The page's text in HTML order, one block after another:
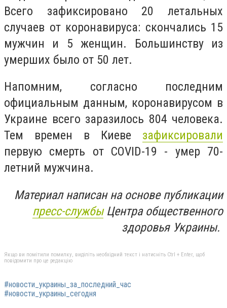
Всего зафиксировано 20 летальных
случаев от коронавируса: скончались 15
мужчин и 5 женщин. Большинству из
умерших было от 50 лет.
Напомним, согласно последним
официальным данным, коронавирусом в
Украине всего заразилось 804 человека.
Тем времен в Киеве зафиксировали
первую смерть от COVID-19 - умер 70-
летний мужчина.
Материал написан на основе публикации
пресс-службыЦентра общественного
здоровья Украины.
Якщо ви помітили помилку, виділіть необхідний текст і натисніть Ctrl + Enter, щоб
повідомити про це редакцію
#новости_украины_за_последний_час
#новости_украины_сегодня